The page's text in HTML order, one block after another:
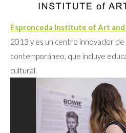
Espronceda Institute of Art
2013 y es un centro innovador de
contemporáneo, que incluye
cultural.